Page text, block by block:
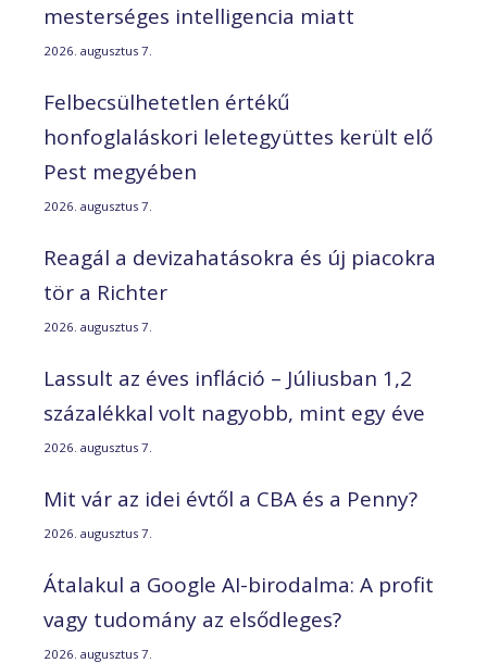
mesterséges intelligencia miatt
2026. augusztus 7.
Felbecsülhetetlen értékű
honfoglaláskori leletegyüttes került elő
Pest megyében
2026. augusztus 7.
Reagál a devizahatásokra és új piacokra
tör a Richter
2026. augusztus 7.
Lassult az éves infláció – Júliusban 1,2
százalékkal volt nagyobb, mint egy éve
2026. augusztus 7.
Mit vár az idei évtől a CBA és a Penny?
2026. augusztus 7.
Átalakul a Google AI-birodalma: A profit
vagy tudomány az elsődleges?
2026. augusztus 7.